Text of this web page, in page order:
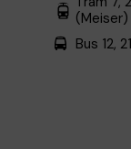
(Meiser)
Bus 12,